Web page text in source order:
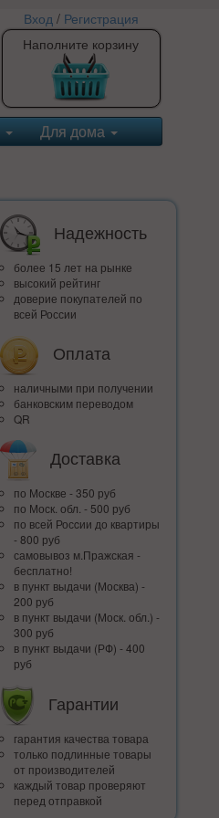
Вход/ Регистрация
Наполните корзину
Для дома
Надежность
более 15 лет на рынке
высокий рейтинг
доверие покупателей по
всей России
Оплата
наличными при получении
банковским переводом
QR
Доставка
по Москве - 350 руб
по Моск. обл. - 500 руб
по всей Росcии до квартиры
- 800 руб
самовывоз м.Пражская -
бесплатно!
в пункт выдачи (Москва) -
200 руб
в пункт выдачи (Моск. обл.) -
300 руб
в пункт выдачи (РФ) - 400
руб
Гарантии
гарантия качества товара
только подлинные товары
от производителей
каждый товар проверяют
перед отправкой